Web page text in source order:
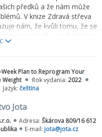
předků a že nám může
V knize Zdravá střeva
nám, že kvůli tomu, že se
pesticidů a nadužíváme
prospěšných bakterií,
mezi zdravím střev a řadou
celé bakteriální druhy,
v minulosti byly vzácné.
bakterií v tenkém
ze tří a má na svědomí
problémů.
Week Plan to Reprogram Your
Weight
Rok vydania: 2022
Jazyk: čeština
Jota
Adresa: Škárova 809/16 612
E-mail: jota@jota.cz